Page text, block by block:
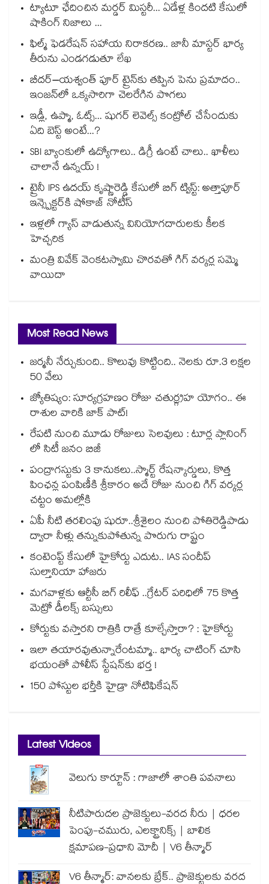
ట్యాటూ ఛేదించిన మర్డర్ మిస్టరీ... ఏడేళ్ల కిందటి కేసులో
షాకింగ్ నిజాలు ...
ఫిల్మ్ ఫెడరేషన్ సహాయ నిరాకరణ.. జానీ మాస్టర్ భార్య
తీరును ఎండగడుతూ లేఖ
బీదర్–యశ్వంత్ పూర్ ట్రైన్‎కు తప్పిన పెను ప్రమాదం..
ఇంజన్‎లో ఒక్కసారిగా చెలరేగిన పొగలు
ఇడ్లీ, ఉప్మా, ఓట్స్... షుగర్ లెవెల్స్ కంట్రోల్ చేసేందుకు
ఏది బెస్ట్ అంటే...?
SBI బ్యాంకులో ఉద్యోగాలు.. డిగ్రీ ఉంటే చాలు.. ఖాళీలు
చాలానే ఉన్నయ్ !
ట్రైనీ IPS ఉదయ్ కృష్ణారెడ్డి కేసులో బిగ్ ట్విస్ట్: అత్తాపూర్
ఇన్స్పెక్టర్‎కి షోకాజ్ నోటీస్
ఇళ్లలో గ్యాస్ వాడుతున్న వినియోగదారులకు కీలక
హెచ్చరిక
మంత్రి వివేక్ వెంకటస్వామి చొరవతో గిగ్ వర్కర్ల సమ్మె
వాయిదా
Most Read News
జర్మనీ నేర్చుకుంది.. కొలువు కొట్టింది.. నెలకు రూ.3 లక్షల
50 వేలు
జ్యోతిష్యం: సూర్యగ్రహణం రోజు చతుర్గ్రహ యోగం.. ఈ
రాశుల వారికి జాక్ పాట్!
రేపటి నుంచి మూడు రోజులు సెలవులు : టూర్ల ప్లానింగ్
లో సిటీ జనం బిజీ
పంద్రాగస్టుకు 3 కానుకలు..స్మార్ట్ రేషన్కార్డులు, కొత్త
పింఛన్ల పంపిణీకి శ్రీకారం అదే రోజు నుంచి గిగ్ వర్కర్ల
చట్టం అమల్లోకి
ఏపీ నీటి తరలింపు షురూ..శ్రీశైలం నుంచి పోతిరెడ్డిపాడు
ద్వారా నీళ్లు తన్నుకుపోతున్న పొరుగు రాష్ట్రం
కంటెంప్ట్ కేసులో హైకోర్టు ఎదుట.. IAS సందీప్
సుల్తానియా హాజరు
మగవాళ్లకు ఆర్టీసీ బిగ్ రిలీఫ్ ..గ్రేటర్ పరిధిలో 75 కొత్త
మెట్రో డీలక్స్ బస్సులు
కోర్టుకు వస్తారని రాత్రికి రాత్రే కూల్చేస్తారా? : హైకోర్టు
ఇలా తయారవుతున్నారేంటమ్మా.. భార్య చాటింగ్ చూసి
భయంతో పోలీస్ స్టేషన్⁫కు భర్త !
150 పోస్టుల భర్తీకి హైడ్రా నోటిఫికేషన్
Latest Videos
వెలుగు కార్టూన్ : గాజాలో శాంతి పవనాలు
నీటిపారుదల ప్రాజెక్టులు-వరద నీరు | ధరల
పెంపు-చమురు, ఎలక్ట్రానిక్స్ | బాలిక
క్షమాపణ-ప్రధాని మోదీ | V6 తీన్మార్
V6 తీన్మార్: వానలకు బ్రేక్.. ప్రాజెక్టులకు వరద